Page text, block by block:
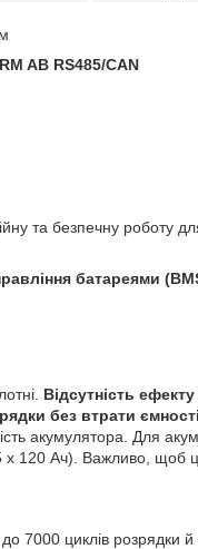
AB RS485/CAN
та безпечну роботу
батареями
Відсутність
без втрати
акумулятора. Для
120 Ач). Важливо, щоб
7000 циклів розрядки